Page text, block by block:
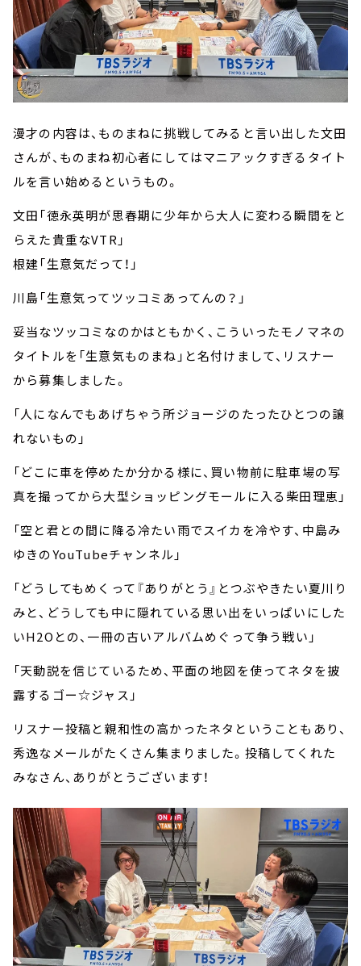
漫才の内容は、ものまねに挑戦してみると言い出した文田
さんが、ものまね初心者にしてはマニアックすぎるタイト
ルを言い始めるというもの。
文田「徳永英明が思春期に少年から大人に変わる瞬間をと
らえた貴重なVTR」
根建「生意気だって！」
川島「生意気ってツッコミあってんの？」
妥当なツッコミなのかはともかく、こういったモノマネの
タイトルを「生意気ものまね」と名付けまして、リスナー
から募集しました。
「人になんでもあげちゃう所ジョージのたったひとつの譲
れないもの」
「どこに車を停めたか分かる様に、買い物前に駐車場の写
真を撮ってから大型ショッピングモールに入る柴田理恵」
「空と君との間に降る冷たい雨でスイカを冷やす、中島み
ゆきのYouTubeチャンネル」
「どうしてもめくって『ありがとう』とつぶやきたい夏川り
みと、どうしても中に隠れている思い出をいっぱいにした
いH2Oとの、一冊の古いアルバムめぐって争う戦い」
「天動説を信じているため、平面の地図を使ってネタを披
露するゴー☆ジャス」
リスナー投稿と親和性の高かったネタということもあり、
秀逸なメールがたくさん集まりました。投稿してくれた
みなさん、ありがとうございます！